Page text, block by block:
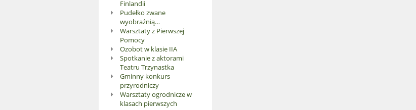
Finlandii
Pudełko zwane
wyobraźnią…
Warsztaty z Pierwszej
Pomocy
Ozobot w klasie IIA
Spotkanie z aktorami
Teatru Trzynastka
Gminny konkurs
przyrodniczy
Warsztaty ogrodnicze w
klasach pierwszych